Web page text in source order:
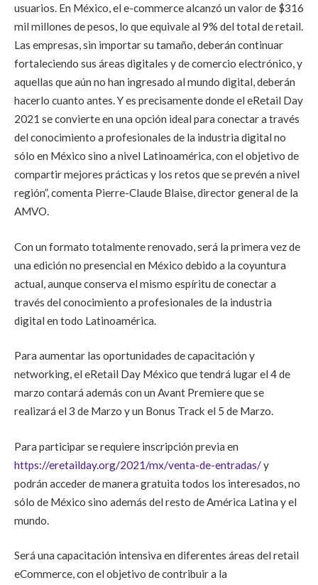
usuarios. En México, el e-commerce alcanzó un valor de $316
mil millones de pesos, lo que equivale al 9% del total de retail.
Las empresas, sin importar su tamaño, deberán continuar
fortaleciendo sus áreas digitales y de comercio electrónico, y
aquellas que aún no han ingresado al mundo digital, deberán
hacerlo cuanto antes. Y es precisamente donde el eRetail Day
2021 se convierte en una opción ideal para conectar a través
del conocimiento a profesionales de la industria digital no
sólo en México sino a nivel Latinoamérica, con el objetivo de
compartir mejores prácticas y los retos que se prevén a nivel
región”,comenta Pierre-Claude Blaise, director general de la
AMVO.
Con un formato totalmente renovado, será la primera vez de
una edición no presencial en México debido a la coyuntura
actual, aunque conserva el mismo espíritu deconectar a
través del conocimiento a profesionales de la industria
digital en todo Latinoamérica
Para aumentar las oportunidades de capacitación y
networking, el eRetail Day México que tendrá lugar el 4 de
marzo contará además con un Avant Premiereque se
realizará el 3 de Marzo y un Bonus Track el 5 de Marzo.
Para participar serequiere inscripción previa en
https://eretailday.org/2021/mx/venta-de-entradas/y
podrán acceder de manera gratuita todos los interesados, no
sólo de México sino además del resto de América Latina y el
mundo.
Será una capacitación intensiva en diferentes áreas del retail
eCommerce, con el objetivo de contribuir a la